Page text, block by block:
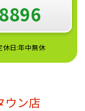
休日:年中無休
ウン店